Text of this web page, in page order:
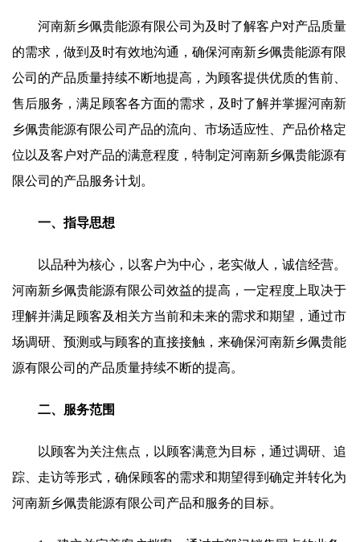
河南新乡佩贵能源有限公司为及时了解客户对产品质量
的需求，做到及时有效地沟通，确保河南新乡佩贵能源有限
公司的产品质量持续不断地提高，为顾客提供优质的售前、
售后服务，满足顾客各方面的需求，及时了解并掌握河南新
乡佩贵能源有限公司产品的流向、市场适应性、产品价格定
位以及客户对产品的满意程度，特制定河南新乡佩贵能源有
限公司的产品服务计划。
一、指导思想
以品种为核心，以客户为中心，老实做人，诚信经营。
河南新乡佩贵能源有限公司效益的提高，一定程度上取决于
理解并满足顾客及相关方当前和未来的需求和期望，通过市
场调研、预测或与顾客的直接接触，来确保河南新乡佩贵能
源有限公司的产品质量持续不断的提高。
二、服务范围
以顾客为关注焦点，以顾客满意为目标，通过调研、追
踪、走访等形式，确保顾客的需求和期望得到确定并转化为
河南新乡佩贵能源有限公司产品和服务的目标。